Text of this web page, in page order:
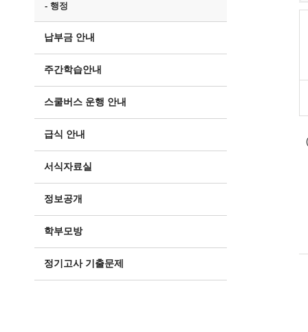
- 행정
납부금 안내
주간학습안내
스쿨버스 운행 안내
급식 안내
서식자료실
정보공개
학부모방
정기고사 기출문제